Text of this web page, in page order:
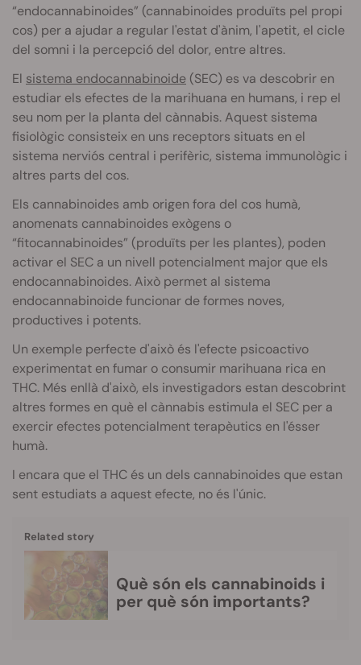
“endocannabinoides” (cannabinoides produïts pel propi
cos) per a ajudar a regular l'estat d'ànim, l'apetit, el cicle
del somni i la percepció del dolor, entre altres.
El sistema endocannabinoide (SEC) es va descobrir en
estudiar els efectes de la marihuana en humans, i rep el
seu nom per la planta del cànnabis. Aquest sistema
fisiològic consisteix en uns receptors situats en el
sistema nerviós central i perifèric, sistema immunològic i
altres parts del cos.
Els cannabinoides amb origen fora del cos humà,
anomenats cannabinoides exògens o
“fitocannabinoides” (produïts per les plantes), poden
activar el SEC a un nivell potencialment major que els
endocannabinoides. Això permet al sistema
endocannabinoidefuncionar de formes noves,
productives i potents.
Un exemple perfecte d'això és l'efecte psicoactivo
experimentat en fumar o consumir marihuana rica en
THC. Més enllà d'això, els investigadors estan descobrint
altres formes en què el cànnabis estimula el SEC per a
exercir efectes potencialment terapèutics en l'ésser
humà.
I encara que el THC és un dels cannabinoides que estan
sent estudiats a aquest efecte, no és l'únic.
Related story
Què són els cannabinoids i
per què són importants?